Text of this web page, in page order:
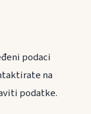
podaci
na
podatke.